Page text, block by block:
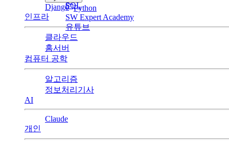
SQLPython
SW Expert Academy
유튜브
Django
인프라
클라우드
홈서버
컴퓨터 공학
알고리즘
정보처리기사
AI
Claude
개인